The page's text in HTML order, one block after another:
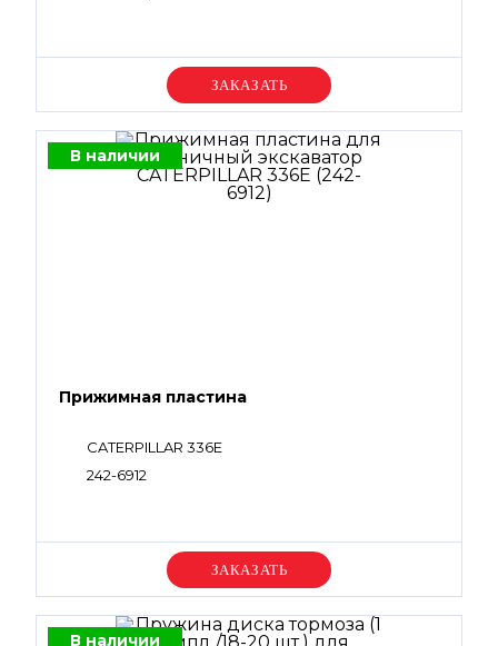
Уточняйте цену
В наличии
Прижимная пластина
CATERPILLAR 336E
242-6912
Уточняйте цену
В наличии